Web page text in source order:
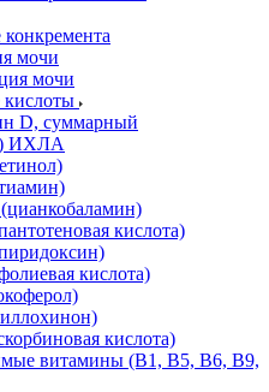
мочи
мочи
D, суммарный
ИХЛА
кислота)
кислота)
кислота)
витамины (B1, B5, B6, В9,